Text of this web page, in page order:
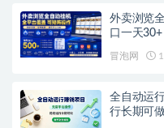
外卖浏览
口一天
冒泡网
全自动运
行长期可